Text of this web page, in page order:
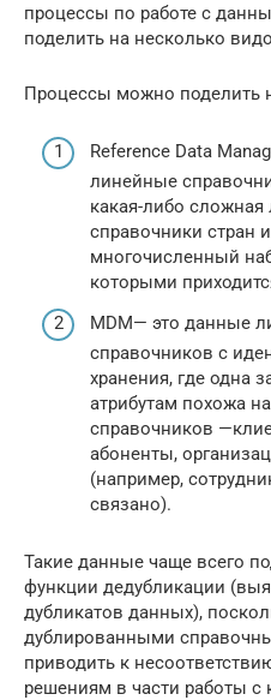
процессы по работе с
поделить на несколько
Процессы можно поделить
Reference Data
линейные
какая-либо сложная
справочники стран
многочисленный
которыми
MDM— это данные
справочников с
хранения, где одна
атрибутам похожа
справочников
абоненты,
(например,
связано).
Такие данные чаще всего
функции дедубликации
дубликатов данных),
дублированными
приводить к
решениям в части работы с